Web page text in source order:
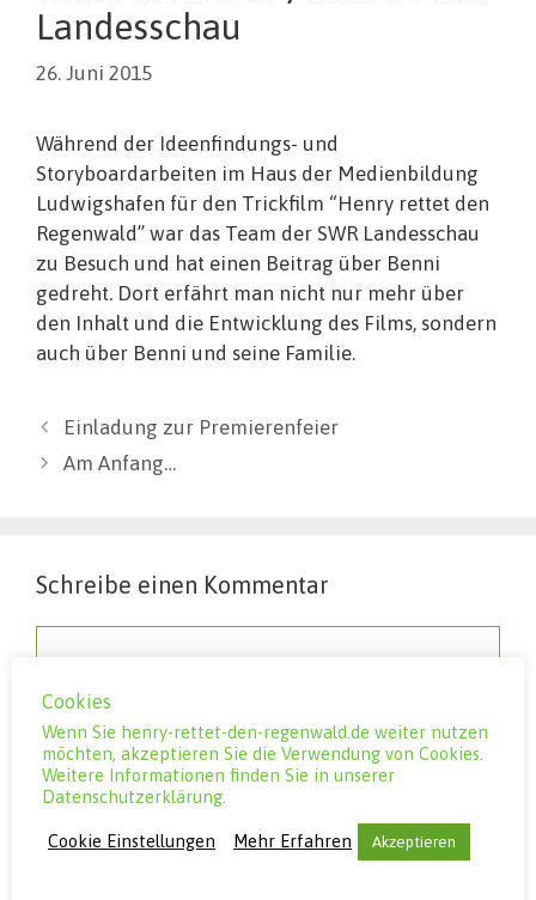
Landesschau
26. Juni 2015
Während der Ideenfindungs- und
Storyboardarbeiten im Haus der Medienbildung
Ludwigshafen für den Trickfilm “Henry rettet den
Regenwald” war das Team der SWR Landesschau
zu Besuch und hat einen Beitrag über Benni
gedreht. Dort erfährt man nicht nur mehr über
den Inhalt und die Entwicklung des Films, sondern
auch über Benni und seine Familie.
Einladung zur Premierenfeier
Am Anfang…
Schreibe einen Kommentar
Cookies
Wenn Sie henry-rettet-den-regenwald.de weiter nutzen
möchten, akzeptieren Sie die Verwendung von Cookies.
Weitere Informationen finden Sie in unserer
Datenschutzerklärung.
Cookie Einstellungen Mehr Erfahren Akzeptieren